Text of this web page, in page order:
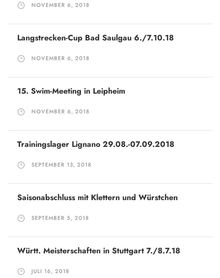
NOVEMBER 6, 2018
Langstrecken-Cup Bad Saulgau 6./7.10.18
NOVEMBER 6, 2018
15. Swim-Meeting in Leipheim
NOVEMBER 6, 2018
Trainingslager Lignano 29.08.-07.09.2018
SEPTEMBER 13, 2018
Saisonabschluss mit Klettern und Würstchen
SEPTEMBER 5, 2018
Württ. Meisterschaften in Stuttgart 7./8.7.18
JULI 16, 2018